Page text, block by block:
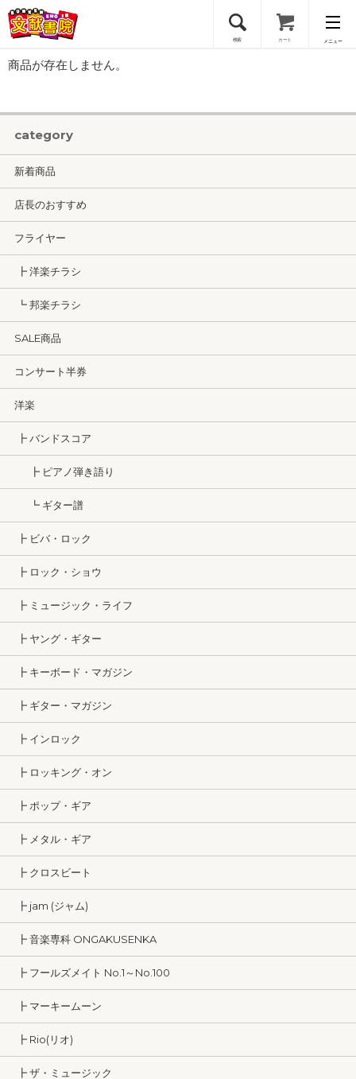
検索 カート メニュー
会員登録
ログイン
商品が存在しません。
category
新着商品
店長のおすすめ
フライヤー
┣ 洋楽チラシ
┗ 邦楽チラシ
SALE商品
コンサート半券
洋楽
┣ バンドスコア
┣ ピアノ弾き語り
┗ ギター譜
┣ ビバ・ロック
┣ ロック・ショウ
┣ ミュージック・ライフ
┣ ヤング・ギター
┣ キーボード・マガジン
┣ ギター・マガジン
┣ インロック
┣ ロッキング・オン
┣ ポップ・ギア
┣ メタル・ギア
┣ クロスビート
┣ jam (ジャム)
┣ 音楽専科 ONGAKUSENKA
┣ フールズメイト No.1～No.100
┣ マーキームーン
┣ Rio(リオ)
┣ ザ・ミュージック